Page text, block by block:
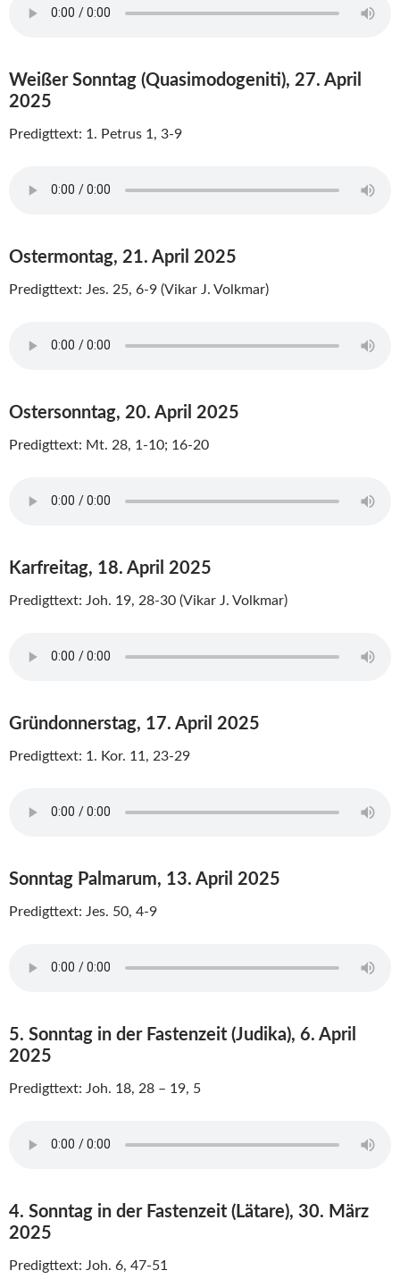
Weißer Sonntag (Quasimodogeniti), 27. April
2025
Predigttext: 1. Petrus 1, 3-9
Ostermontag, 21. April 2025
Predigttext: Jes. 25, 6-9 (Vikar J. Volkmar)
Ostersonntag, 20. April 2025
Predigttext: Mt. 28, 1-10; 16-20
Karfreitag, 18. April 2025
Predigttext: Joh. 19, 28-30 (Vikar J. Volkmar)
Gründonnerstag, 17. April 2025
Predigttext: 1. Kor. 11, 23-29
Sonntag Palmarum, 13. April 2025
Predigttext: Jes. 50, 4-9
5. Sonntag in der Fastenzeit (Judika), 6. April
2025
Predigttext: Joh. 18, 28 – 19, 5
4. Sonntag in der Fastenzeit (Lätare), 30. März
2025
Predigttext: Joh. 6, 47-51